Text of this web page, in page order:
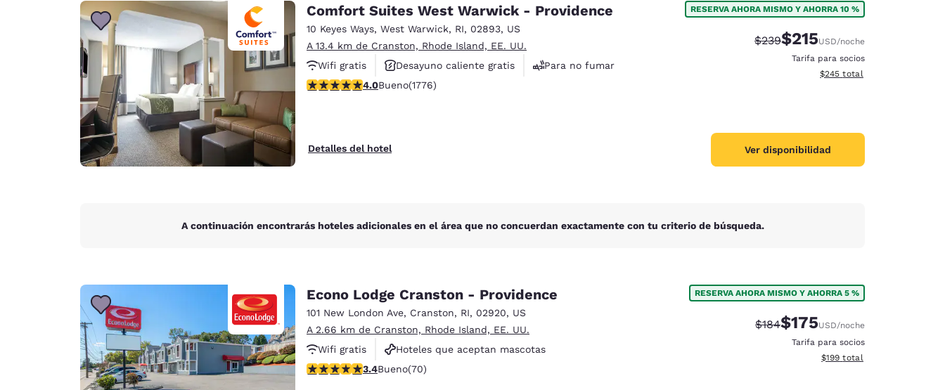
Español English
Europa
Deutschland Germany
English
España
Spain
English
Ireland
Comfort Suites West Warwick - Providence
10 Keyes Ways, West Warwick, RI, 02893, US
A 13.4 km de Cranston, Rhode Island, EE. UU.
Wifi gratis
Desayuno caliente gratis
Para no fumar
Calificación de 3.97 estrellas. Bueno. 1776 reseñas
4.0Bueno(1776)
Detalles del hotel
RESERVA AHORA MISMO Y AHORRA 10 %
Tarifa tachada:
$239Tarifa reducida:
$215USD/noche
Tarifa para socios
Ver detalles totales
$245 total
Ver disponibilidad
A continuación encontrarás hoteles adicionales en el área que no concuerdan exactamente con tu criterio de búsqueda.
Econo Lodge Cranston - Providence
101 New London Ave, Cranston, RI, 02920, US
A 2.66 km de Cranston, Rhode Island, EE. UU.
Wifi gratis
Hoteles que aceptan mascotas
Centro de negocios
Calificación de 3.39 estrellas. Bueno. 70 reseñas
3.4Bueno(70)
RESERVA AHORA MISMO Y AHORRA 5 %
Tarifa tachada:
$184Tarifa reducida:
$175USD/noche
Tarifa para socios
Ver detalles totales
$199 total